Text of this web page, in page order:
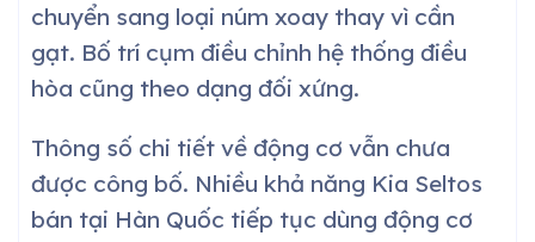
chuyển sang loại núm xoay thay vì cần
gạt. Bố trí cụm điều chỉnh hệ thống điều
hòa cũng theo dạng đối xứng.
Thông số chi tiết về động cơ vẫn chưa
được công bố. Nhiều khả năng Kia Seltos
bán tại Hàn Quốc tiếp tục dùng động cơ